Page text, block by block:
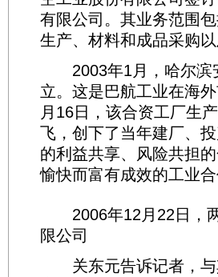
有限公司。其业务范围
生产、材料和成品采购以
2003年1月，哈尔滨
立。这是巴航工业在海
月16日，该合资工厂生
飞，创下了当年建厂、
的利益共享、风险共担
愉快而富有成效的工业合
2006年12月22日，两
限公司
关东元告诉记者，与